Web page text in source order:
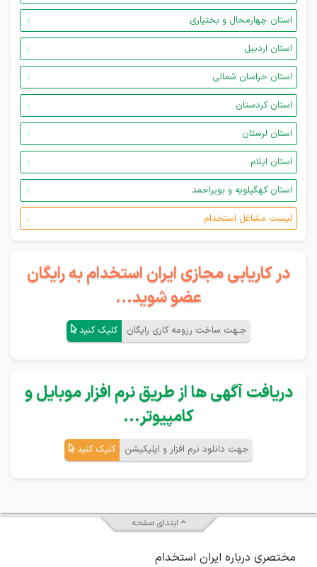
استان چهارمحال و بختیاری
استان اردبیل
استان خراسان شمالی
استان کردستان
استان لرستان
استان ایلام
استان کهگیلویه و بویراحمد
لیست مشاغل استخدام
در کاریابی مجازی ایران استخدام به رایگان
عضو شوید...
جـهت ساخت رزومه کاری رایگان کلیک کنید
دریافت آگهی ها از طریق نرم افزار موبایل و
کامپیوتر...
جهت دانلود نرم افزار و اپلیکیشن کلیک کنید
ابتدای صفحه
مختصری درباره ایران استخدام